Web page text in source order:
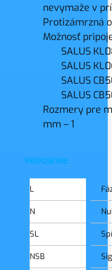
nevymaže v
Protizámrzná
Možnosť
SALUS
SALUS
SALUS
SALUS
Rozmery pre
mm – 1
PRIPOJENIE:
L
N
SL
NSB